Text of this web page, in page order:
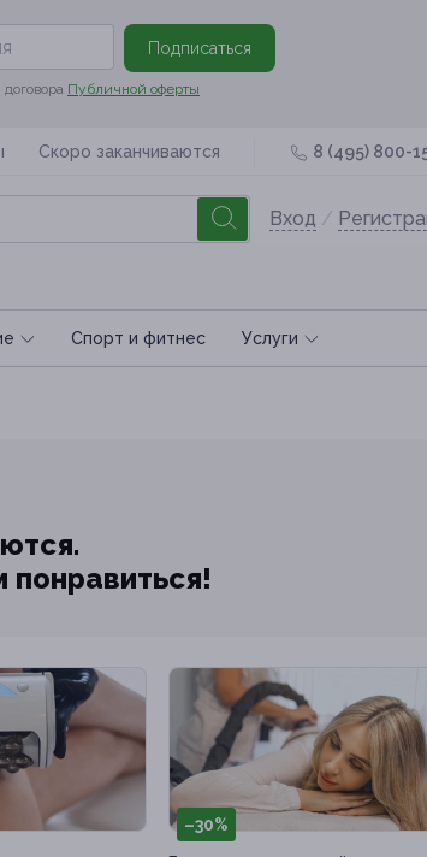
Подписаться
Публичной оферты
Скоро заканчиваются 8 (495) 800-
Вход /
Спoрт и фитнес Услуги
понравиться!
–30%